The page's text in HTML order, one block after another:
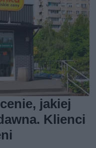
jakiej
Klienci